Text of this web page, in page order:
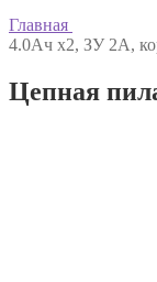
Главная
4.0Ач х2, ЗУ 2А,
Цепная